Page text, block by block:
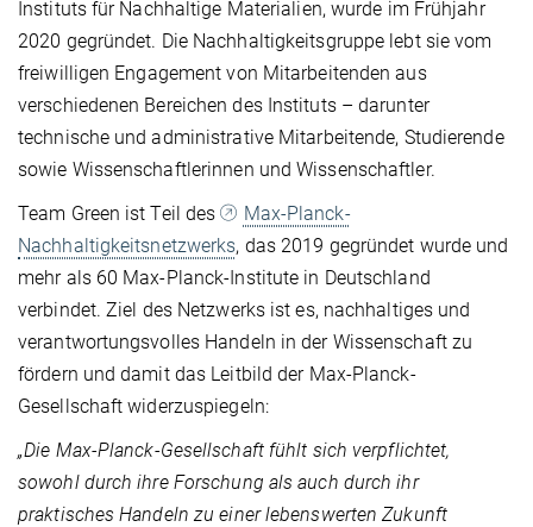
Instituts für Nachhaltige Materialien, wurde im Frühjahr
2020 gegründet. Die Nachhaltigkeitsgruppe lebt sie vom
freiwilligen Engagement von Mitarbeitenden aus
verschiedenen Bereichen des Instituts – darunter
technische und administrative Mitarbeitende, Studierende
sowie Wissenschaftlerinnen und Wissenschaftler.
Team Green ist Teil des
Max-Planck-
Nachhaltigkeitsnetzwerks, das 2019 gegründet wurde und
mehr als 60 Max-Planck-Institute in Deutschland
verbindet. Ziel des Netzwerks ist es, nachhaltiges und
verantwortungsvolles Handeln in der Wissenschaft zu
fördern und damit das Leitbild der Max-Planck-
Gesellschaft widerzuspiegeln:
„Die Max-Planck-Gesellschaft fühlt sich verpflichtet,
sowohl durch ihre Forschung als auch durch ihr
praktisches Handeln zu einer lebenswerten Zukunft